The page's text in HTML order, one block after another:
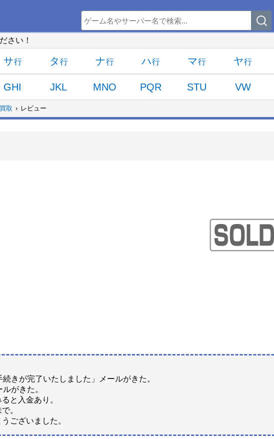
さい！
サ タ ナ ハ マ ヤ
GHI JKL MNO PQR STU VW
取 レビュー
きが完了いたしました」メールがきた。
がきた。
と入金あり。
。
ございました。